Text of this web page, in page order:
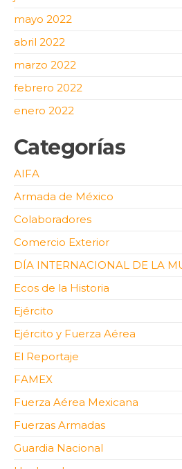
mayo 2022
abril 2022
marzo 2022
febrero 2022
enero 2022
Categorías
AIFA
Armada de México
Colaboradores
Comercio Exterior
DÍA INTERNACIONAL DE LA
Ecos de la Historia
Ejército
Ejército y Fuerza Aérea
El Reportaje
FAMEX
Fuerza Aérea Mexicana
Fuerzas Armadas
Guardia Nacional